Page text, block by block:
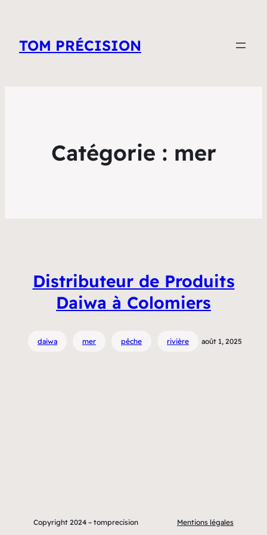
TOM PRÉCISION
Catégorie : mer
Distributeur de Produits
Daiwa à Colomiers
daiwa mer pêche rivière août 1, 2025
Copyright 2024 – tomprecision Mentions légales